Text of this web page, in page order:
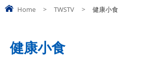
Home > TWSTV > 健康小食
健康小食